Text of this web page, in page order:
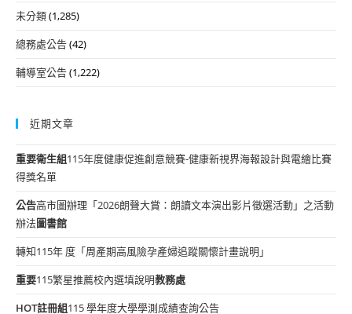
未分類(1,285)
總務處公告(42)
輔導室公告(1,222)
近期文章
重要衛生組115年度健康促進創意競賽-健康新視界海報設計與電繪比賽
得獎名單
公告高市圖辦理「2026朗聲大賞：朗讀文本演出影片徵選活動」之活動
辦法圖書館
轉知115年 度「周產期高風險孕產婦追蹤關懷計畫說明」
重要115繁星推薦校內選填說明教務處
HOT註冊組115 學年度大學學測成績查詢公告